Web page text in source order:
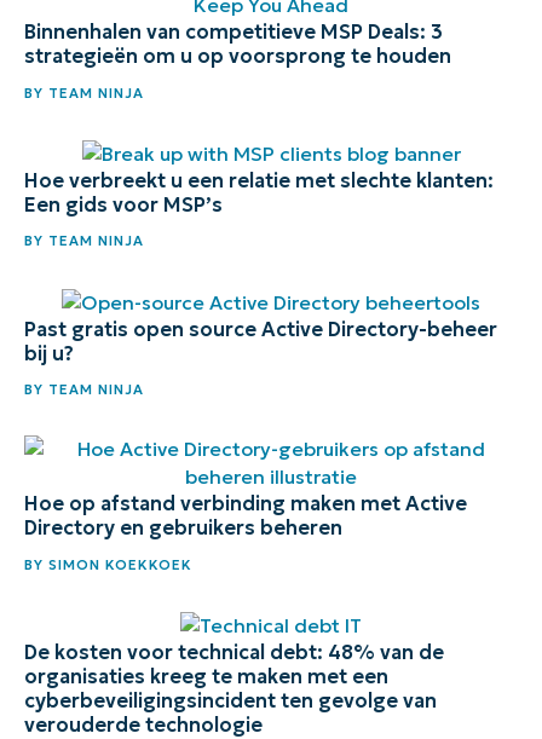
Binnenhalen van competitieve MSP Deals: 3
strategieën om u op voorsprong te houden
BY TEAM NINJA
Hoe verbreekt u een relatie met slechte klanten:
Een gids voor MSP’s
BY TEAM NINJA
Past gratis open source Active Directory-beheer
bij u?
BY TEAM NINJA
Hoe op afstand verbinding maken met Active
Directory en gebruikers beheren
BY SIMON KOEKKOEK
De kosten voor technical debt: 48% van de
organisaties kreeg te maken met een
cyberbeveiligingsincident ten gevolge van
verouderde technologie